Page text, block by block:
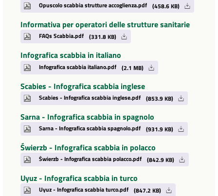
Opuscolo scabbia strutture accoglienza.pdf (458.6 KB)
Informativa per operatori delle strutture sanitarie
FAQs Scabbia.pdf (331.8 KB)
Infografica scabbia in italiano
Infografica scabbia italiano.pdf (2.1 MB)
Scabies - Infografica scabbia inglese
Scabies - Infografica scabbia inglese.pdf (853.9 KB)
Sarna - Infografica scabbia in spagnolo
Sarna - Infografica scabbia spagnolo.pdf (931.9 KB)
Świerzb - Infografica scabbia in polacco
Świerzb - Infografica scabbia polacco.pdf (842.9 KB)
Uyuz - Infografica scabbia in turco
Uyuz - Infografica scabbia turco.pdf (847.2 KB)